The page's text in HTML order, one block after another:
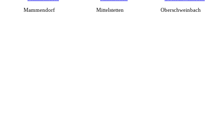
Mammendorf Mittelstetten Oberschweinbach